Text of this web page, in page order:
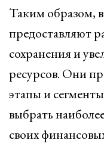
Таким образом,
предоставляют
сохранения и
ресурсов. Они
этапы и
выбрать
своих